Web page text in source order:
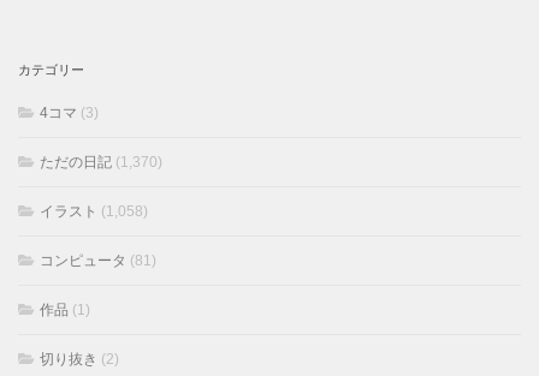
カテゴリー
4コマ (3)
ただの日記 (1,370)
イラスト (1,058)
コンピュータ (81)
作品 (1)
切り抜き (2)